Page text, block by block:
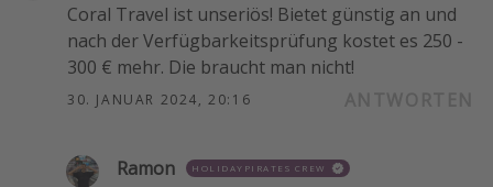
Coral Travel ist unseriös! Bietet günstig an und
nach der Verfügbarkeitsprüfung kostet es 250 -
300 € mehr. Die braucht man nicht!
30. JANUAR 2024, 20:16
Ramon HOLIDAYPIRATES CREW